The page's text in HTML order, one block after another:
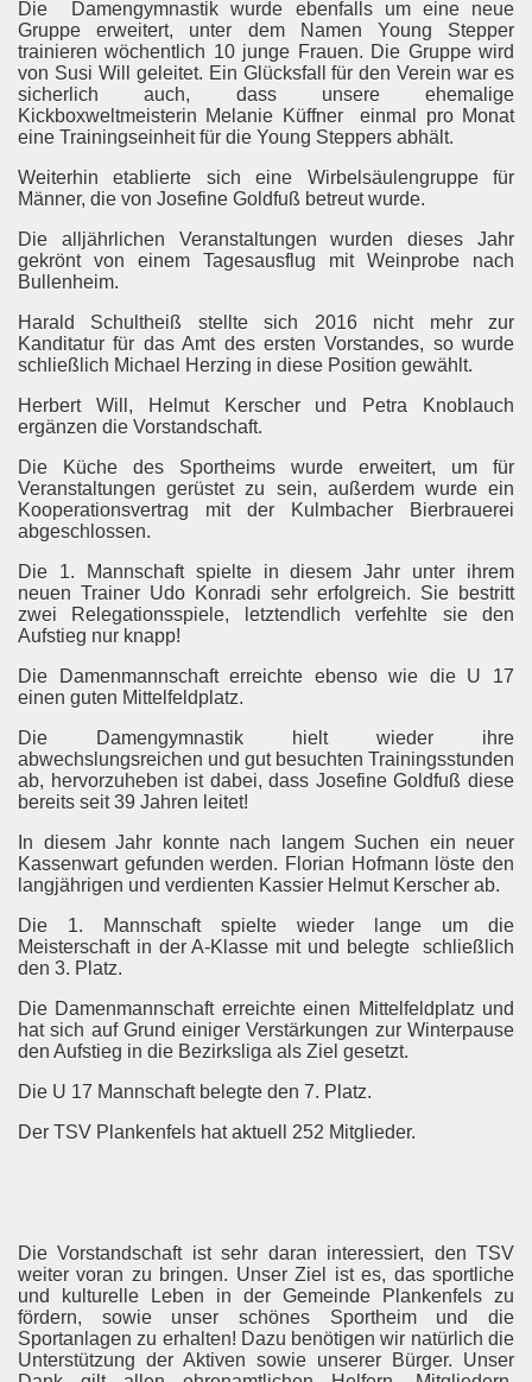
Die
Damengymnastik wurde ebenfalls um eine neue
Gruppe erweitert, unter dem Namen Young Stepper
trainieren wöchentlich 10 junge Frauen. Die Gruppe wird
von Susi Will geleitet. Ein Glücksfall für den Verein war es
sicherlich auch, dass unsere ehemalige
Kickboxweltmeisterin Melanie Küffner
einmal pro Monat
eine Trainingseinheit für die Young Steppers abhält.
Weiterhin etablierte sich eine Wirbelsäulengruppe für
Männer, die von Josefine Goldfuß betreut wurde.
Die alljährlichen Veranstaltungen wurden dieses Jahr
gekrönt von einem Tagesausflug mit Weinprobe nach
Bullenheim.
Harald Schultheiß stellte sich 2016 nicht mehr zur
Kanditatur für das Amt des ersten Vorstandes, so wurde
schließlich Michael Herzing in diese Position gewählt.
Herbert Will, Helmut Kerscher und Petra Knoblauch
ergänzen die Vorstandschaft.
Die Küche des Sportheims wurde erweitert, um für
Veranstaltungen gerüstet zu sein, außerdem wurde ein
Kooperationsvertrag mit der Kulmbacher Bierbrauerei
abgeschlossen.
Die 1. Mannschaft spielte in diesem Jahr unter ihrem
neuen Trainer Udo Konradi sehr erfolgreich. Sie bestritt
zwei Relegationsspiele, letztendlich verfehlte sie den
Aufstieg nur knapp!
Die Damenmannschaft erreichte ebenso wie die U 17
einen guten Mittelfeldplatz.
Die Damengymnastik hielt wieder ihre
abwechslungsreichen und gut besuchten Trainingsstunden
ab, hervorzuheben ist dabei, dass Josefine Goldfuß diese
bereits seit 39 Jahren leitet!
In diesem Jahr konnte nach langem Suchen ein neuer
Kassenwart gefunden werden. Florian Hofmann löste den
langjährigen und verdienten Kassier Helmut Kerscher ab.
Die 1. Mannschaft spielte wieder lange um die
Meisterschaft in der A-Klasse mit und belegte
schließlich
den 3. Platz.
Die Damenmannschaft erreichte einen Mittelfeldplatz und
hat sich auf Grund einiger Verstärkungen zur Winterpause
den Aufstieg in die Bezirksliga als Ziel gesetzt.
Die U 17 Mannschaft belegte den 7. Platz.
Der TSV Plankenfels hat aktuell 252 Mitglieder.
Die Vorstandschaft ist sehr daran interessiert, den TSV
weiter voran zu bringen. Unser Ziel ist es, das sportliche
und kulturelle Leben in der Gemeinde Plankenfels zu
fördern, sowie unser schönes Sportheim und die
Sportanlagen zu erhalten! Dazu benötigen wir natürlich die
Unterstützung der Aktiven sowie unserer Bürger. Unser